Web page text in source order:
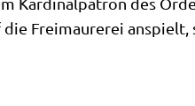
die Frei­mau­re­rei anspielt,